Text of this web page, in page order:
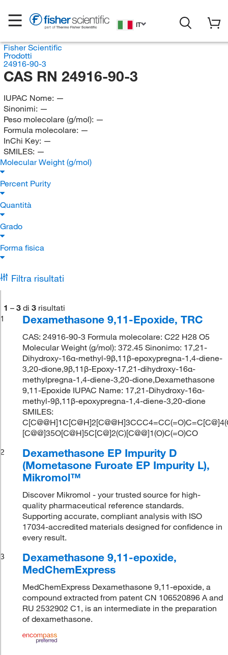
IT
Fisher Scientific
Prodotti
24916-90-3
CAS RN 24916-90-3
IUPAC Nome: —
Sinonimi: —
Peso molecolare (g/mol): —
Formula molecolare: —
InChi Key: —
SMILES: —
Molecular Weight (g/mol)
Percent Purity
Quantità
Grado
Forma fisica
Filtra risultati
1 – 3 di 3 risultati
1
Dexamethasone 9,11-Epoxide, TRC
CAS: 24916-90-3 Formula molecolare: C22 H28 O5
Molecular Weight (g/mol): 372.45 Sinonimo: 17,21-
Dihydroxy-16α-methyl-9β,11β-epoxypregna-1,4-diene-
3,20-dione,9β,11β-Epoxy-17,21-dihydroxy-16α-
methylpregna-1,4-diene-3,20-dione,Dexamethasone
9,11-Epoxide IUPAC Name: 17,21-Dihydroxy-16α-
methyl-9β,11β-epoxypregna-1,4-diene-3,20-dione
SMILES:
[C@@]35O[C@H]5C[C@]2(C)[C@@]1(O)C(=O)CO
2
Dexamethasone EP Impurity D
(Mometasone Furoate EP Impurity L),
Mikromol™
Discover Mikromol - your trusted source for high-
quality pharmaceutical reference standards.
Supporting accurate, compliant analysis with ISO
17034-accredited materials designed for confidence in
every result.
3
Dexamethasone 9,11-epoxide,
MedChemExpress
MedChemExpress Dexamethasone 9,11-epoxide, a
compound extracted from patent CN 106520896 A and
RU 2532902 C1, is an intermediate in the preparation
of dexamethasone.